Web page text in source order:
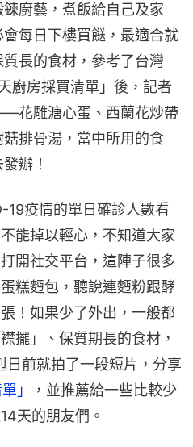
廚藝，煮飯給自己及家
每日下樓買餸，最適合就
長的食材，參考了台灣
廚房採買清單」後，記者
花雕溏心蛋、西蘭花炒帶
排骨湯，當中所用的食
辦！
19疫情的單日確診人數看
能掉以輕心，不知道大家
開社交平台，這陣子很多
糕麪包，聽說連麪粉跟酵
！如果少了外出，一般都
擺」、保質期長的食材，
日前就拍了一段短片，分享
」
，並推薦給一些比較少
天的朋友們。